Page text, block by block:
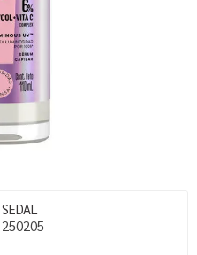
SEDAL
250205